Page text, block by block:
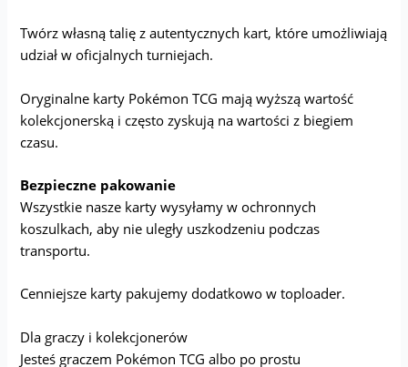
Twórz własną talię z autentycznych kart, które umożliwiają
udział w oficjalnych turniejach.
Oryginalne karty Pokémon TCG mają wyższą wartość
kolekcjonerską i często zyskują na wartości z biegiem
czasu.
Bezpieczne pakowanie
Wszystkie nasze karty wysyłamy w ochronnych
koszulkach, aby nie uległy uszkodzeniu podczas
transportu.
Cenniejsze karty pakujemy dodatkowo w toploader.
Dla graczy i kolekcjonerów
Jesteś graczem Pokémon TCG albo po prostu